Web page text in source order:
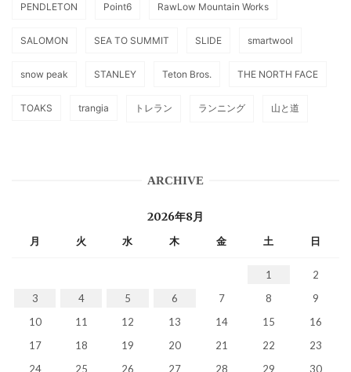
PENDLETON Point6 RawLow Mountain Works
SALOMON SEA TO SUMMIT SLIDE smartwool
snow peak STANLEY Teton Bros. THE NORTH FACE
TOAKS trangia トレラン ランニング 山と道
ARCHIVE
2026年8月
月 火 水 木 金 土 日
1
2
3
4 5 6 7 8
9
10
11 12 13 14 15
16
17
18 19 20 21 22
23
24
25 26 27 28 29 30